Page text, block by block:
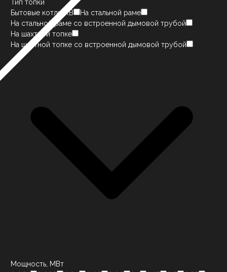
Тип топки
Бытовые котлы КВ
На стальной раме
На стальной раме со встроенной дымовой трубой
На шахтной топке
На шахтной топке со встроенной дымовой трубой
Мощность, МВт